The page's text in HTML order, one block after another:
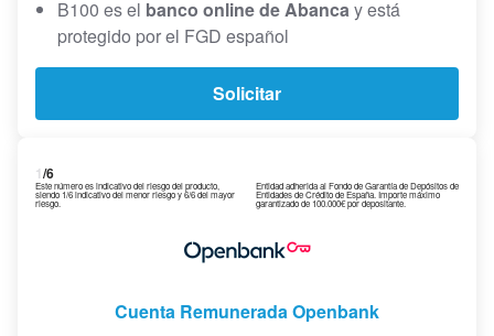
B100 es el banco online de Abancay está
protegido por el FGD español
Solicitar
1/6
Este número es indicativo del riesgo del producto,
siendo 1/6 indicativo del menor riesgo y 6/6 del mayor
riesgo.
Entidad adherida al Fondo de Garantía de Depósitos de
Entidades de Crédito de España. Importe máximo
garantizado de 100.000€ por depositante.
Cuenta Remunerada Openbank